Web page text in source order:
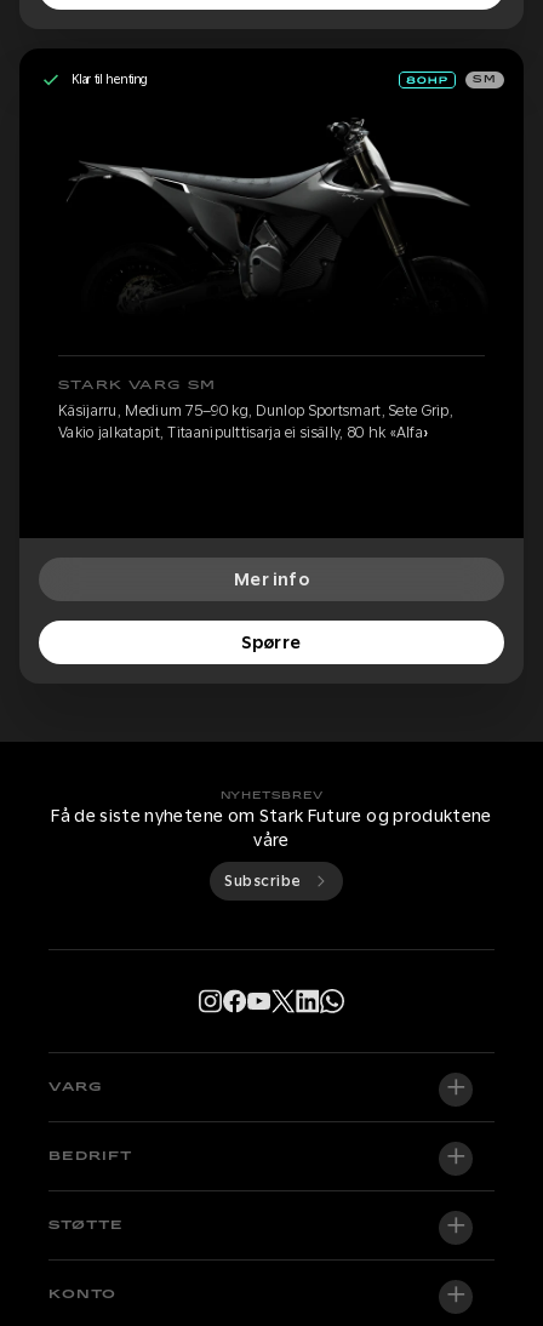
Klar til henting SM
STARK VARG SM
Käsijarru, Medium 75–90 kg, Dunlop Sportsmart, Sete Grip,
Vakio jalkatapit, Titaanipulttisarja ei sisälly, 80 hk «Alfa»
Mer info
Spørre
NYHETSBREV
Få de siste nyhetene om Stark Future og produktene
våre
Subscribe
VARG
VARG EX
Factory Edition
BEDRIFT
Om oss
STØTTE
Støttesentral
KONTO